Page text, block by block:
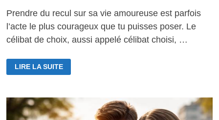
Prendre du recul sur sa vie amoureuse est parfois
l’acte le plus courageux que tu puisses poser. Le
célibat de choix, aussi appelé célibat choisi, …
LE
CÉLIBAT
DE
MIEUX
AIMER
DEMAIN
LIRE LA SUITE